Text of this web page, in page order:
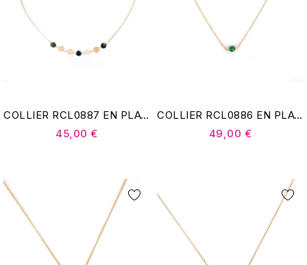
COLLIER RCL0887 EN PLAQUÉ OR - POMME CANNELLE
45,00 €
COLLIER RCL0886 EN PLAQUÉ OR - POMME CANNELLE
49,00 €